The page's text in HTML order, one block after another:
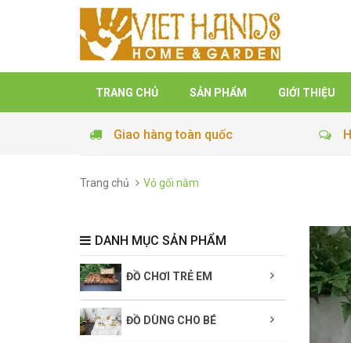
TRANG CHỦ SẢN PHẨM GIỚI THIỆU
Giao hàng toàn quốc
Trang chủ Vỏ gối nằm
DANH MỤC SẢN PHẨM
ĐỒ CHƠI TRẺ EM
ĐỒ DÙNG CHO BÉ